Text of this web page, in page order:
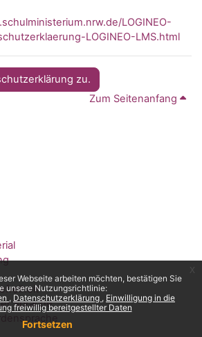
Webseite arbeiten möchten, bestätigen Sie
unsere Nutzungsrichtlinie:
Datenschutzerklärung
Einwilligung in die
freiwillig bereitgestellter Daten
Fortsetzen
LOGINEO-
LOGINEO-LMS.html
zu.
Zum Seitenanfang
Sprache